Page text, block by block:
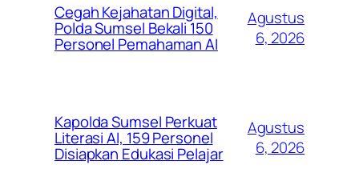
Cegah Kejahatan Digital,
Polda Sumsel Bekali 150
Personel Pemahaman AI
Agustus
6, 2026
Kapolda Sumsel Perkuat
Literasi AI, 159 Personel
Disiapkan Edukasi Pelajar
Agustus
6, 2026